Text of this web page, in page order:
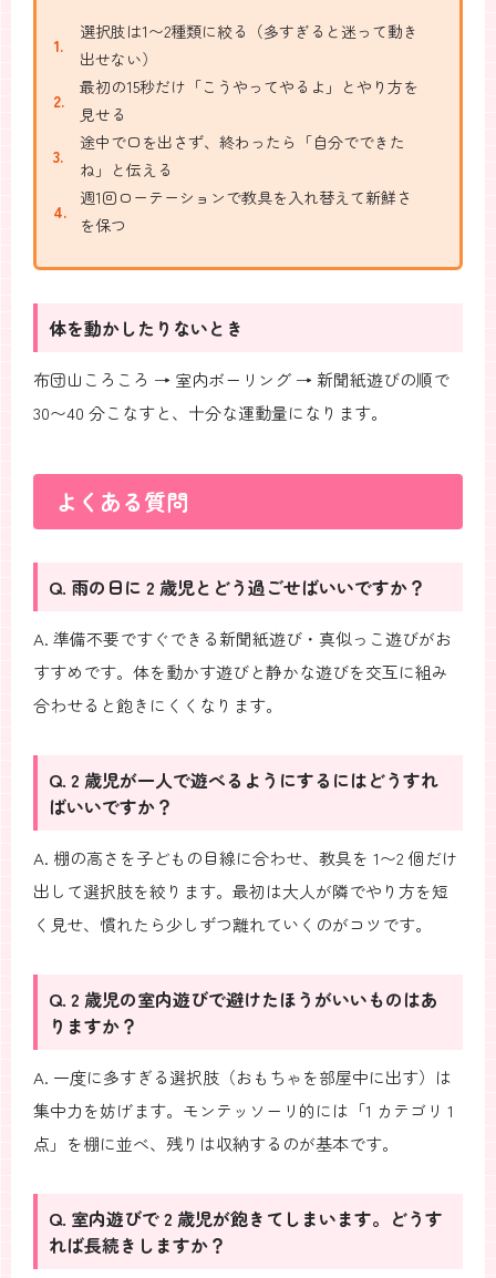
選択肢は1〜2種類に絞る（多すぎると迷って動き
出せない）
最初の15秒だけ「こうやってやるよ」とやり方を
見せる
途中で口を出さず、終わったら「自分でできた
ね」と伝える
週1回ローテーションで教具を入れ替えて新鮮さ
を保つ
体を動かしたりないとき
布団山ころころ → 室内ボーリング → 新聞紙遊びの順で
30〜40 分こなすと、十分な運動量になります。
よくある質問
Q. 雨の日に 2 歳児とどう過ごせばいいですか？
A. 準備不要ですぐできる新聞紙遊び・真似っこ遊びがお
すすめです。体を動かす遊びと静かな遊びを交互に組み
合わせると飽きにくくなります。
Q. 2 歳児が一人で遊べるようにするにはどうすれ
ばいいですか？
A. 棚の高さを子どもの目線に合わせ、教具を 1〜2 個だけ
出して選択肢を絞ります。最初は大人が隣でやり方を短
く見せ、慣れたら少しずつ離れていくのがコツです。
Q. 2 歳児の室内遊びで避けたほうがいいものはあ
りますか？
A. 一度に多すぎる選択肢（おもちゃを部屋中に出す）は
集中力を妨げます。モンテッソーリ的には「1 カテゴリ 1
点」を棚に並べ、残りは収納するのが基本です。
Q. 室内遊びで 2 歳児が飽きてしまいます。どうす
れば長続きしますか？